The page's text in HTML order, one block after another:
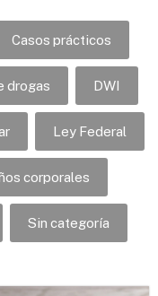
Casos prácticos
drogas DWI
Ley Federal
corporales
Sin categoría